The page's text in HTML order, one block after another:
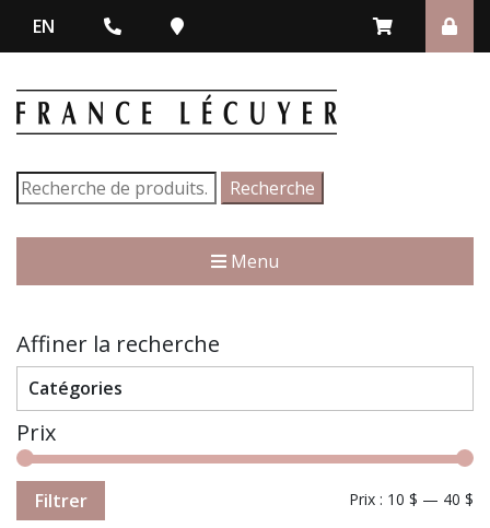
EN
Recherche
pour :
Recherche
Menu
Affiner la recherche
Catégories
Prix
Filtrer Prix : 10 $ — 40 $